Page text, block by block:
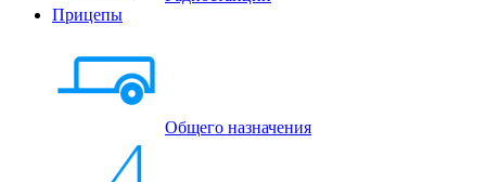
Прицепы
Общего назначения